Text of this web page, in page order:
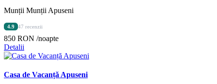
Munții Munții Apuseni
4.9 47 recenzii
850 RON /noapte
Detalii
Casa de Vacanță Apuseni